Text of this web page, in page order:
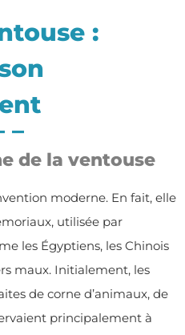
:
de la ventouse
moderne. En fait, elle
utilisée par
les Égyptiens, les Chinois
maux. Initialement, les
de corne d’animaux, de
principalement à